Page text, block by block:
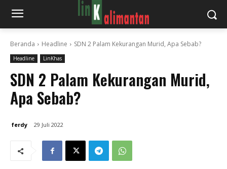
Beranda Headline SDN 2 Palam Kekurangan Murid, Apa Sebab?
Headline LinKhas
SDN 2 Palam Kekurangan Murid,
Apa Sebab?
ferdy 29 Juli 2022